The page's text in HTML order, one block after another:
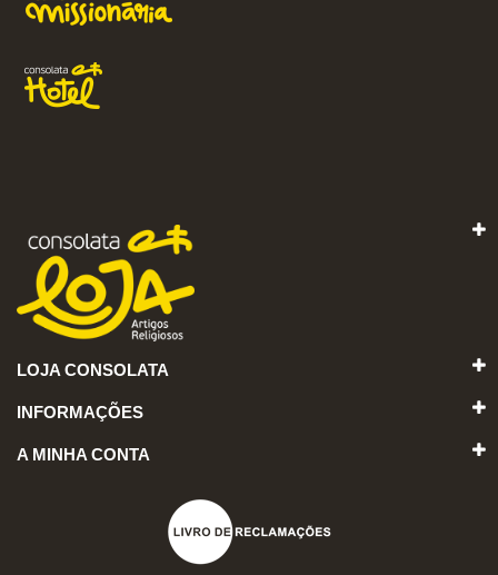
LOJA CONSOLATA
INFORMAÇÕES
A MINHA CONTA